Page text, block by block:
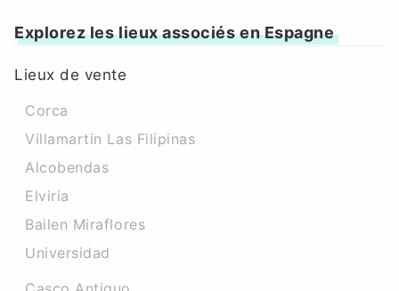
Explorez les lieux associés en Espagne
Lieux de vente
Corca
Villamartin Las Filipinas
Alcobendas
Elviria
Bailen Miraflores
Universidad